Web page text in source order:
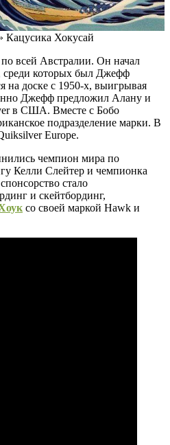
Кацусика Хокусай
всей Австралии. Он начал
среди которых был Джефф
на доске с 1950-х, выигрывая
Джефф предложил Алану и
в США. Вместе с Бобо
подразделение марки. В
Europe.
чемпион мира по
Келли Слейтер и чемпионка
стало
и скейтбординг,
со своей маркой Hawk и